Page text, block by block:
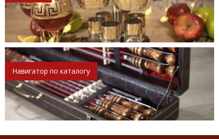
Навигатор по каталогу